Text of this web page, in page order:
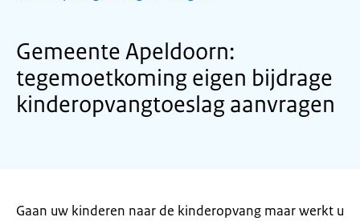
Gemeente Apeldoorn:
tegemoetkoming eigen bijdrage
kinderopvangtoeslag aanvragen
Gaan uw kinderen naar de kinderopvang maar werkt u